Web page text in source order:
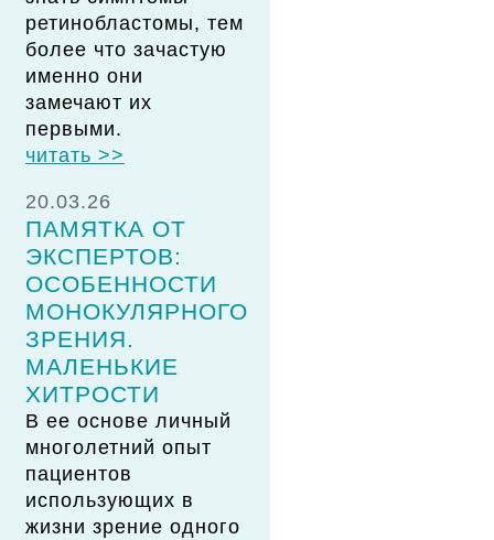
ретинобластомы, тем
более что зачастую
именно они
замечают их
первыми.
читать >>
20.03.26
ПАМЯТКА ОТ
ЭКСПЕРТОВ:
ОСОБЕННОСТИ
МОНОКУЛЯРНОГО
ЗРЕНИЯ.
МАЛЕНЬКИЕ
ХИТРОСТИ
В ее основе личный
многолетний опыт
пациентов
использующих в
жизни зрение одного